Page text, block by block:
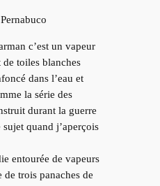
c’est un vapeur
toiles blanches
dans l’eau et
la série des
durant la guerre
quand j’aperçois
entourée de vapeurs
de trois panaches de